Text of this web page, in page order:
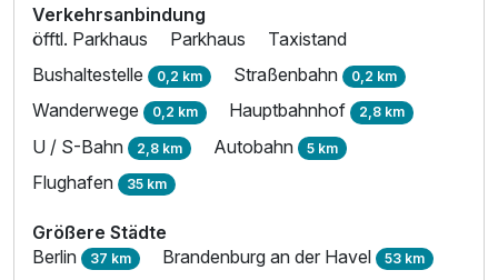
Verkehrsanbindung
öfftl. Parkhaus
Parkhaus
Taxistand
Bushaltestelle 0,2 km Straßenbahn 0,2 km
Wanderwege 0,2 km Hauptbahnhof 2,8 km
U / S-Bahn 2,8 km Autobahn 5 km
Flughafen 35 km
Größere Städte
Berlin 37 km Brandenburg an der Havel 53 km